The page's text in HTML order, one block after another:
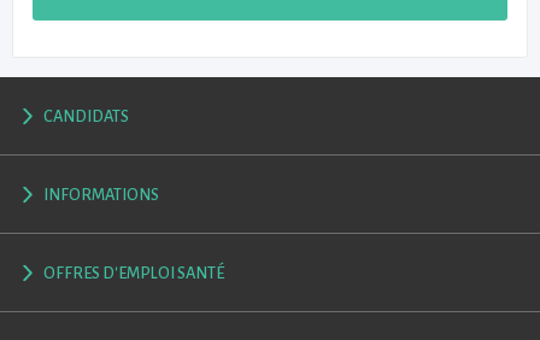
CANDIDATS
INFORMATIONS
OFFRES D'EMPLOI SANTÉ